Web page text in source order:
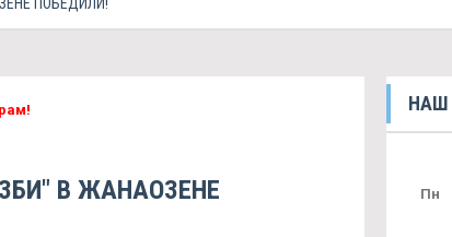
В ЖАНАОЗЕНЕ
НАШ
Пн